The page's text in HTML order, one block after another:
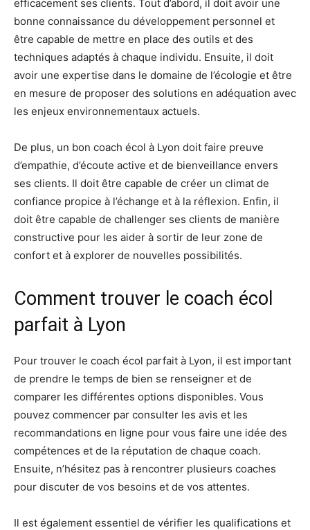
efficacement ses clients. Tout d’abord, il doit avoir une
bonne connaissance du développement personnel et
être capable de mettre en place des outils et des
techniques adaptés à chaque individu. Ensuite, il doit
avoir une expertise dans le domaine de l’écologie et être
en mesure de proposer des solutions en adéquation avec
les enjeux environnementaux actuels.
De plus, un bon coach écol à Lyon doit faire preuve
d’empathie, d’écoute active et de bienveillance envers
ses clients. Il doit être capable de créer un climat de
confiance propice à l’échange et à la réflexion. Enfin, il
doit être capable de challenger ses clients de manière
constructive pour les aider à sortir de leur zone de
confort et à explorer de nouvelles possibilités.
Comment trouver le coach écol
parfait à Lyon
Pour trouver le coach écol parfait à Lyon, il est important
de prendre le temps de bien se renseigner et de
comparer les différentes options disponibles. Vous
pouvez commencer par consulter les avis et les
recommandations en ligne pour vous faire une idée des
compétences et de la réputation de chaque coach.
Ensuite, n’hésitez pas à rencontrer plusieurs coaches
pour discuter de vos besoins et de vos attentes.
Il est également essentiel de vérifier les qualifications et